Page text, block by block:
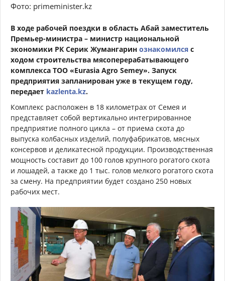
Фото: primeminister.kz
В ходе рабочей поездки в область Абай заместитель
Премьер-министра – министр национальной
экономики РК Серик Жумангарин ознакомился с
ходом строительства мясоперерабатывающего
комплекса ТОО «Eurasia Agro Semey». Запуск
предприятия запланирован уже в текущем году,
передает kazlenta.kz.
Комплекс расположен в 18 километрах от Семея и
представляет собой вертикально интегрированное
предприятие полного цикла – от приема скота до
выпуска колбасных изделий, полуфабрикатов, мясных
консервов и деликатесной продукции. Производственная
мощность составит до 100 голов крупного рогатого скота
и лошадей, а также до 1 тыс. голов мелкого рогатого скота
за смену. На предприятии будет создано 250 новых
рабочих мест.